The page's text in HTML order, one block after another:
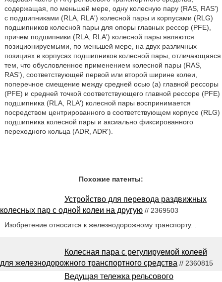
содержащая, по меньшей мере, одну колесную пару (RAS, RAS')
с подшипниками (RLA, RLA') колесной пары и корпусами (RLG)
подшипников колесной пары для опоры главных рессор (PFE),
причем подшипники (RLA, RLA') колесной пары являются
позиционируемыми, по меньшей мере, на двух различных
позициях в корпусах подшипников колесной пары, отличающаяся
тем, что обусловленное применением колесной пары (RAS,
RAS'), соответствующей первой или второй ширине колеи,
поперечное смещение между средней осью (а) главной рессоры
(PFE) и средней точкой соответствующего главной рессоре (PFE)
подшипника (RLA, RLA') колесной пары воспринимается
посредством центрированного в соответствующем корпусе (RLG)
подшипника колесной пары и аксиально фиксированного
переходного кольца (ADR, ADR').
Похожие патенты:
Устройство для перевода раздвижных
колесных пар с одной колеи на другую // 2369503
Изобретение относится к железнодорожному транспорту. .
Колесная пара с регулируемой колеей
для железнодорожного транспортного средства // 2360815
Ведущая тележка рельсового